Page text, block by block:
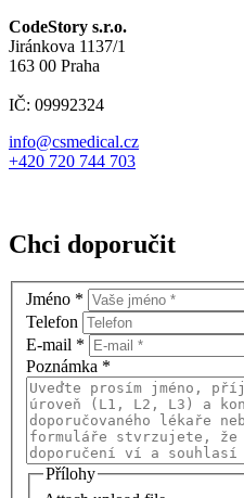
CodeStory s.r.o.
Jiránkova 1137/1
163 00 Praha
IČ: 09992324
info@csmedical.cz
+420 720 744 703
Chci doporučit
Jméno *
Telefon
E-mail *
Poznámka *
Přílohy